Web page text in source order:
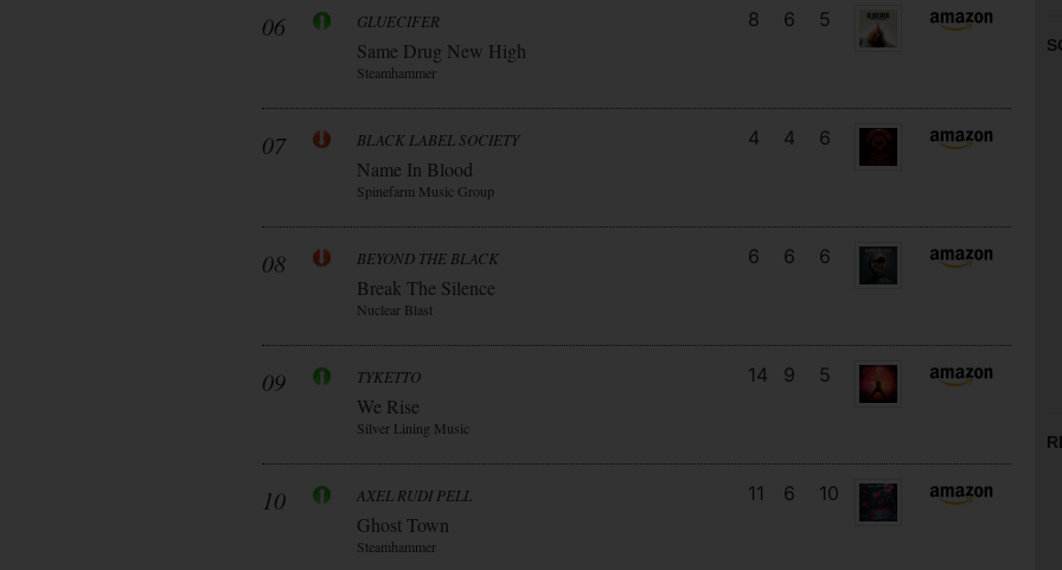
06 GLUECIFER
Same Drug New High
Steamhammer
8 6 5
07 BLACK LABEL SOCIETY
Name In Blood
Spinefarm Music Group
4 4 6
08 BEYOND THE BLACK
Break The Silence
Nuclear Blast
6 6 6
09 TYKETTO
We Rise
Silver Lining Music
14 9 5
10 AXEL RUDI PELL
Ghost Town
Steamhammer
11 6 10